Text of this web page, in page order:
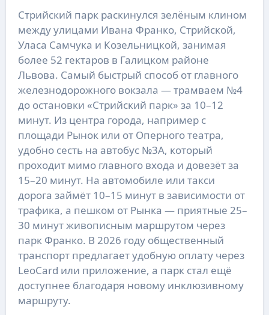
Стрийский парк раскинулся зелёным клином
между улицами Ивана Франко, Стрийской,
Уласа Самчука и Козельницкой, занимая
более 52 гектаров в Галицком районе
Львова. Самый быстрый способ от главного
железнодорожного вокзала — трамваем №4
до остановки «Стрийский парк» за 10–12
минут. Из центра города, например с
площади Рынок или от Оперного театра,
удобно сесть на автобус №3А, который
проходит мимо главного входа и довезёт за
15–20 минут. На автомобиле или такси
дорога займёт 10–15 минут в зависимости от
трафика, а пешком от Рынка — приятные 25–
30 минут живописным маршрутом через
парк Франко. В 2026 году общественный
транспорт предлагает удобную оплату через
LeoCard или приложение, а парк стал ещё
доступнее благодаря новому инклюзивному
маршруту.